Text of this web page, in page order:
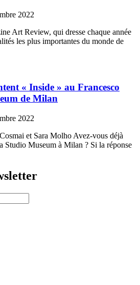
2022
Art Review, qui dresse chaque année
les plus importantes du monde de
« Inside » au Francesco
de Milan
2022
et Sara Molho Avez-vous déjà
Studio Museum à Milan ? Si la réponse